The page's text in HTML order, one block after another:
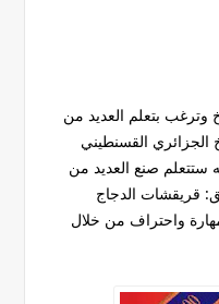
بتعلم العديد من
الجزائري القسنطيني
صنع العديد من
قريقشات الدجاج
واحتراف من خلال